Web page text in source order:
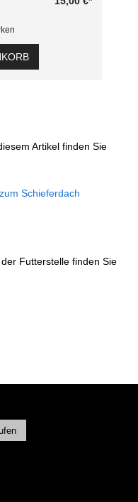
Artikel finden Sie
Schieferdach
Futterstelle finden Sie